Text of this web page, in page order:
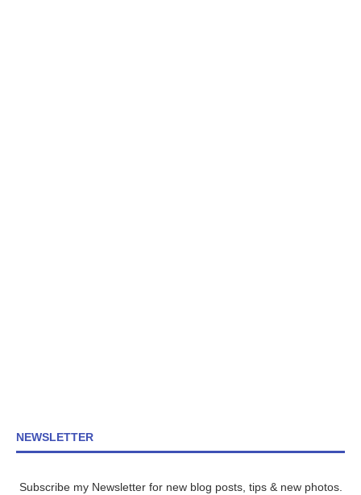
NEWSLETTER
Subscribe my Newsletter for new blog posts, tips & new photos.